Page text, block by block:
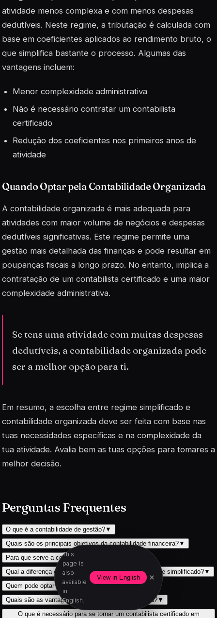
This
page is
also
available
in
English.
View in English ×
atividade menos complexa e com menos despesas
dedutíveis. Neste regime, a tributação é calculada com
base em coeficientes aplicados ao rendimento bruto, o
que simplifica bastante o processo. Algumas das
vantagens incluem:
Menor complexidade administrativa
Não é necessário contratar um contabilista
certificado
Redução dos coeficientes nos primeiros anos de
atividade
Quando Optar pela Contabilidade Organizada
A contabilidade organizada é mais adequada para
atividades com maior volume de negócios e despesas
dedutíveis significativas. Este regime permite uma
gestão mais detalhada das finanças e pode resultar em
poupanças fiscais a longo prazo. No entanto, implica a
contratação de um contabilista certificado e uma maior
complexidade administrativa.
Se tens uma atividade com muitas despesas
dedutíveis, a contabilidade organizada pode
ser a melhor opção para ti.
Em resumo, a escolha entre regime simplificado e
contabilidade organizada deve ser feita com base nas
tuas necessidades específicas e na complexidade da
tua atividade. Avalia bem as tuas opções para tomares a
melhor decisão.
Perguntas Frequentes
O que é a contabilidade de gestão?▼
Quais são os principais objetivos da contabilidade financeira?▼
Para que serve a contabilidade fiscal?
Qual a diferença entre contabilidade organizada e regime simplificado?▼
Quem pode optar pelo regime simplificado?▼
Quais são as vantagens da contabilidade organizada?▼
O que é necessário para se tornar um contabilista certificado em